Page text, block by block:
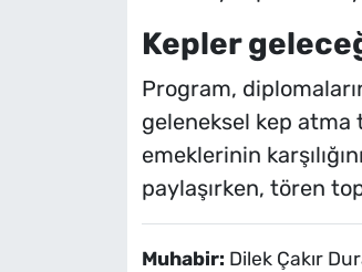
Kepler
Program,
geleneksel kep atma
emeklerinin
paylaşırken, tören
Muhabir: Dilek Çakır